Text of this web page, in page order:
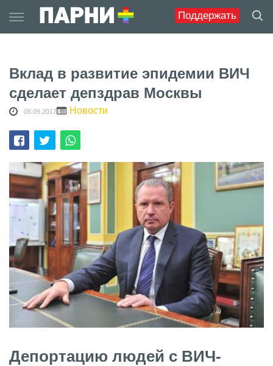
Поддержать
to
content
Вклад в развитие эпидемии ВИЧ
сделает депздрав Москвы
08.09.2017 Новости
Депортацию людей с ВИЧ-